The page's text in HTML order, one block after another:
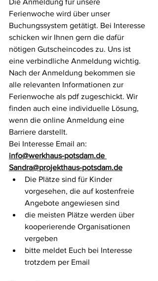
Die Anmeldung für unsere
Ferienwoche wird über unser
Buchungssystem getätigt. Bei Interesse
schicken wir Ihnen gern die dafür
nötigen Gutscheincodes zu. Uns ist
eine verbindliche Anmeldung wichtig.
Nach der Anmeldung bekommen sie
alle relevanten Informationen zur
Ferienwoche als pdf zugeschickt. Wir
finden auch eine individuelle Lösung,
wenn die online Anmeldung eine
Barriere darstellt.
Bei Interesse Email an:
info@werkhaus-potsdam.de
Sandra@projekthaus-potsdam.de
Die Plätze sind für Kinder
vorgesehen, die auf kostenfreie
Angebote angewiesen sind
die meisten Plätze werden über
kooperierende Organisationen
vergeben
bitte meldet Euch bei Interesse
trotzdem per Email